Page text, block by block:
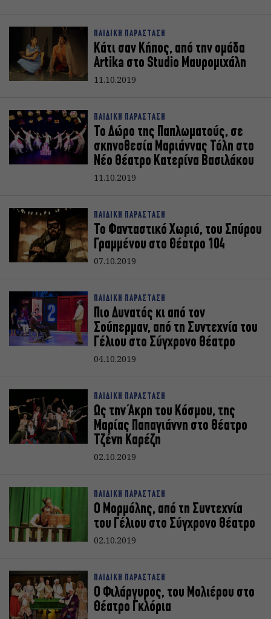
ΠΑΙΔΙΚΗ ΠΑΡΑΣΤΑΣΗ
Κάτι σαν Κήπος, από την ομάδα
Artika στο Studio Μαυρομιχάλη
11.10.2019
ΠΑΙΔΙΚΗ ΠΑΡΑΣΤΑΣΗ
Το Δώρο της Παπλωματούς, σε
σκηνοθεσία Μαριάννας Τόλη στο
Νέο Θέατρο Κατερίνα Βασιλάκου
11.10.2019
ΠΑΙΔΙΚΗ ΠΑΡΑΣΤΑΣΗ
Το Φανταστικό Χωριό, του Σπύρου
Γραμμένου στο Θέατρο 104
07.10.2019
ΠΑΙΔΙΚΗ ΠΑΡΑΣΤΑΣΗ
Πιο Δυνατός κι από τον
Σούπερμαν, από τη Συντεχνία του
Γέλιου στο Σύγχρονο Θέατρο
04.10.2019
ΠΑΙΔΙΚΗ ΠΑΡΑΣΤΑΣΗ
Ως την Άκρη του Κόσμου, της
Μαρίας Παπαγιάννη στο Θέατρο
Τζένη Καρέζη
02.10.2019
ΠΑΙΔΙΚΗ ΠΑΡΑΣΤΑΣΗ
Ο Μορμόλης, από τη Συντεχνία
του Γέλιου στο Σύγχρονο Θέατρο
02.10.2019
ΠΑΙΔΙΚΗ ΠΑΡΑΣΤΑΣΗ
Ο Φιλάργυρος, του Μολιέρου στο
Θέατρο Γκλόρια